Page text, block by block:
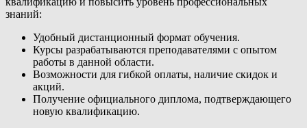
знаний:
Удобный дистанционный формат обучения.
Курсы разрабатываются преподавателями с опытом
работы в данной области.
Возможности для гибкой оплаты, наличие скидок и
акций.
Получение официального диплома, подтверждающего
новую квалификацию.